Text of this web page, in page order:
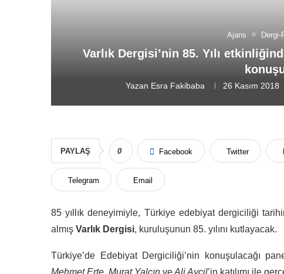
Ajans Dergi-
Varlık Dergisi’nin 85. Yılı
Yazan Esra Fakibaba 26 Kasım 2018
PAYLAŞ 0 Facebook Twitter
Telegram Email
85 yıllık deneyimiyle, Türkiye edebiyat dergiciliği
almış Varlık Dergisi, kuruluşunun 85. yılını kutlayacak.
Türkiye’de Edebiyat Dergiciliği’nin konuşulacağı
Mehmet Erte, Murat Yalçın veAli Ayçil’in katılımı ile